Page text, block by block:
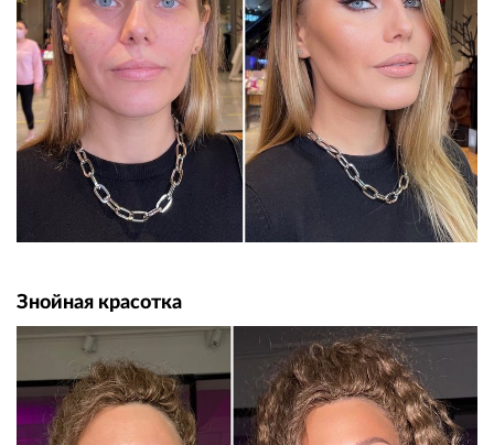
Знойная красотка